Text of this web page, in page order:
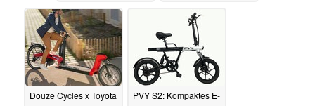
05.11.2023
Douze Cycles x Toyota
PVY S2: Kompaktes E-